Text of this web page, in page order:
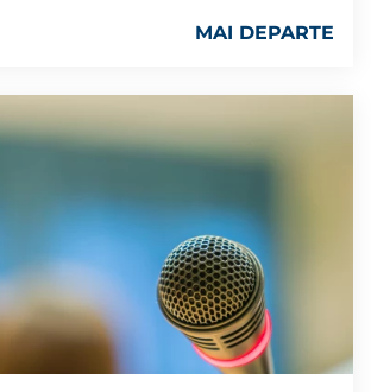
MAI DEPARTE